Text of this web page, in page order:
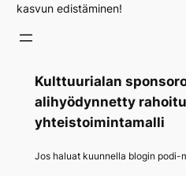
kasvun edistäminen!
Kulttuurialan
alihyödynnetty
yhteistoimintamalli
Jos haluat kuunnella blogin podi-